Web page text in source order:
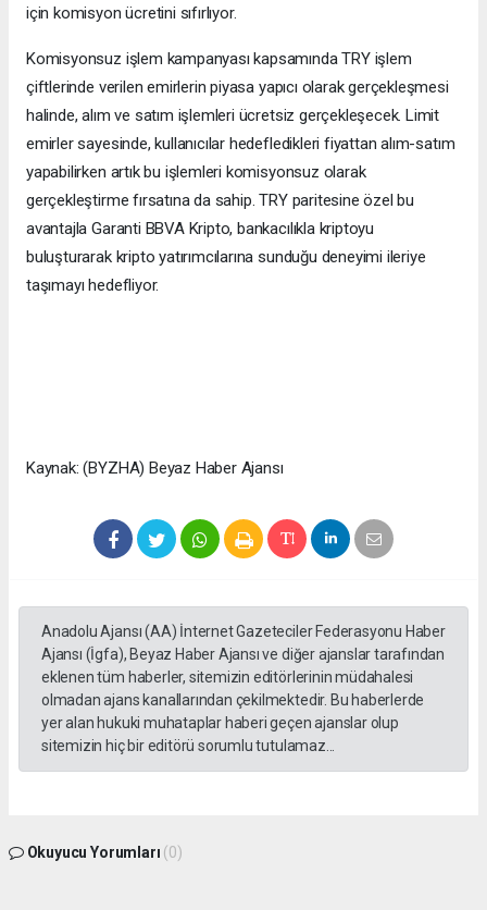
için komisyon ücretini sıfırlıyor.
Komisyonsuz işlem kampanyası kapsamında TRY işlem
çiftlerinde verilen emirlerin piyasa yapıcı olarak gerçekleşmesi
halinde, alım ve satım işlemleri ücretsiz gerçekleşecek. Limit
emirler sayesinde, kullanıcılar hedefledikleri fiyattan alım-satım
yapabilirken artık bu işlemleri komisyonsuz olarak
gerçekleştirme fırsatına da sahip. TRY paritesine özel bu
avantajla Garanti BBVA Kripto, bankacılıkla kriptoyu
buluşturarak kripto yatırımcılarına sunduğu deneyimi ileriye
taşımayı hedefliyor.
Kaynak: (BYZHA) Beyaz Haber Ajansı
Anadolu Ajansı (AA) İnternet Gazeteciler Federasyonu Haber
Ajansı (İgfa), Beyaz Haber Ajansı ve diğer ajanslar tarafından
eklenen tüm haberler, sitemizin editörlerinin müdahalesi
olmadan ajans kanallarından çekilmektedir. Bu haberlerde
yer alan hukuki muhataplar haberi geçen ajanslar olup
sitemizin hiç bir editörü sorumlu tutulamaz...
Okuyucu Yorumları (0)